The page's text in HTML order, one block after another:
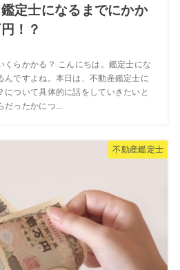
鑑定士になるまでにかか
！？
くらかかる？ こんにちは。鑑定士にな
んですよね。本日は、不動産鑑定士に
について具体的に話をしていきたいと
ったかにつ...
不動産鑑定士